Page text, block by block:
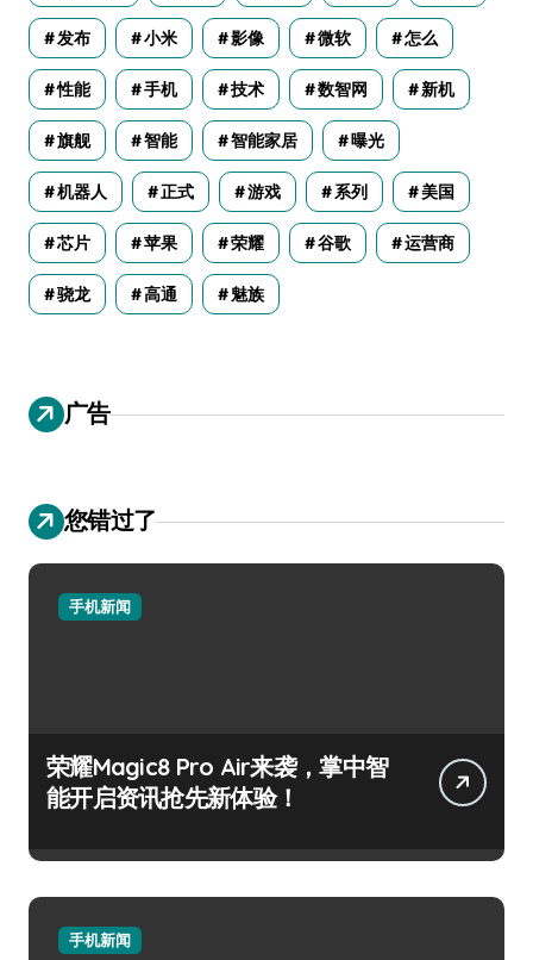
发布 小米 影像 微软 怎么
性能 手机 技术 数智网 新机
旗舰 智能 智能家居 曝光
机器人 正式 游戏 系列 美国
芯片 苹果 荣耀 谷歌 运营商
骁龙 高通 魅族
广告
您错过了
手机新闻
荣耀Magic8 Pro Air来袭，掌中智
能开启资讯抢先新体验！
手机新闻